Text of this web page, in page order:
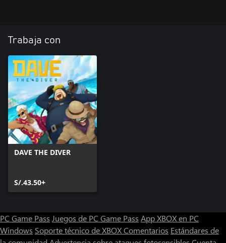
Trabaja con
DAVE THE DIVER
S/.43.50+
PC Game Pass Juegos de PC Game Pass App XBOX en PC
Windows Soporte técnico de XBOXComentarios Estándares de